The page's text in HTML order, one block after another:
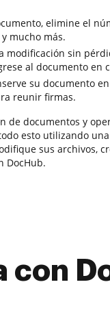
elimine el
mucho más.
modificación sin
al documento en
su documento
reunir firmas.
de documentos y
esto utilizando
sus archivos,
DocHub.
con